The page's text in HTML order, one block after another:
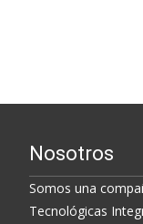
Nosotros
Somos una
Tecnológicas